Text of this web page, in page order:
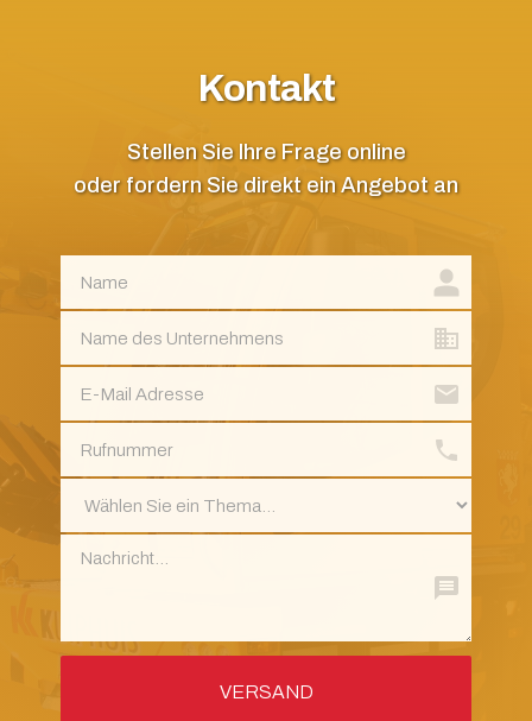
Kontakt
Stellen Sie Ihre Frage online
oder fordern Sie direkt ein Angebot an